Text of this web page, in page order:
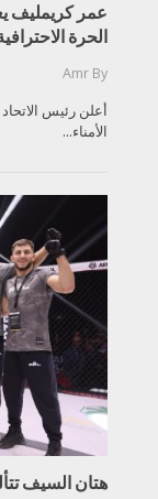
الحرة
By
Amr
أعلن رئيس
الأمناء...
هتان السيف